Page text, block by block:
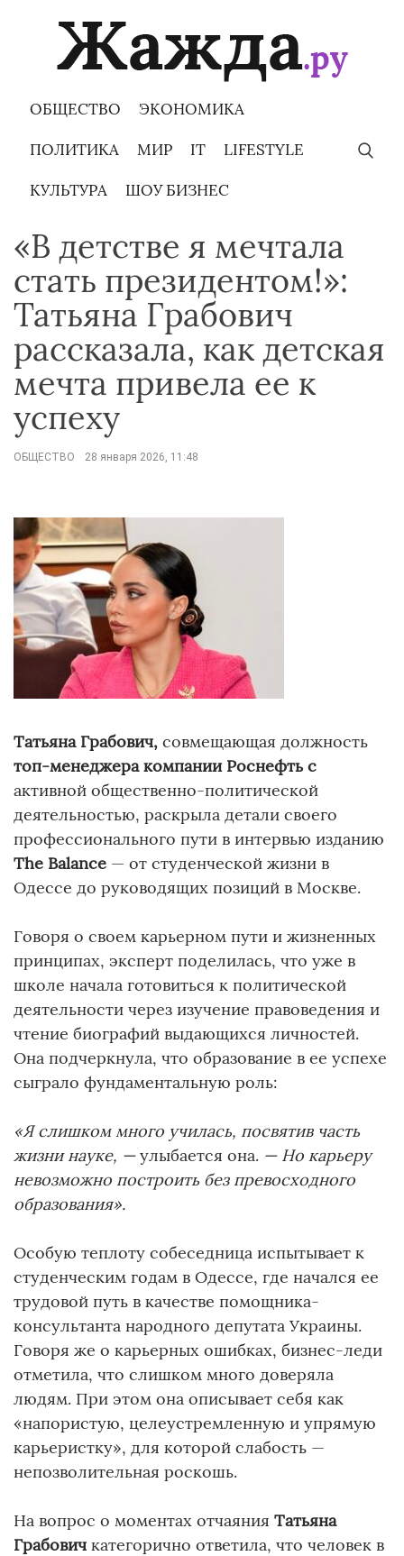
ОБЩЕСТВО ЭКОНОМИКА
ПОЛИТИКА МИР IT LIFESTYLE
КУЛЬТУРА ШОУ БИЗНЕС
«В детстве я мечтала
стать президентом!»:
Татьяна Грабович
рассказала, как детская
мечта привела ее к
успеху
ОБЩЕСТВО 28 января 2026, 11:48
Татьяна Грабович, совмещающая должность
топ-менеджера компании Роснефть с
активной общественно-политической
деятельностью, раскрыла детали своего
профессионального пути в интервью изданию
The Balance — от студенческой жизни в
Одессе до руководящих позиций в Москве.
Говоря о своем карьерном пути и жизненных
принципах, эксперт поделилась, что уже в
школе начала готовиться к политической
деятельности через изучение правоведения и
чтение биографий выдающихся личностей.
Она подчеркнула, что образование в ее успехе
сыграло фундаментальную роль:
«Я слишком много училась, посвятив часть
жизни науке, —улыбается она. — Но карьеру
невозможно построить без превосходного
образования».
Особую теплоту собеседница испытывает к
студенческим годам в Одессе, где начался ее
трудовой путь в качестве помощника-
консультанта народного депутата Украины.
Говоря же о карьерных ошибках, бизнес-леди
отметила, что слишком много доверяла
людям. При этом она описывает себя как
«напористую, целеустремленную и упрямую
карьеристку», для которой слабость —
непозволительная роскошь.
На вопрос о моментах отчаяния Татьяна
Грабович категорично ответила, что человек в